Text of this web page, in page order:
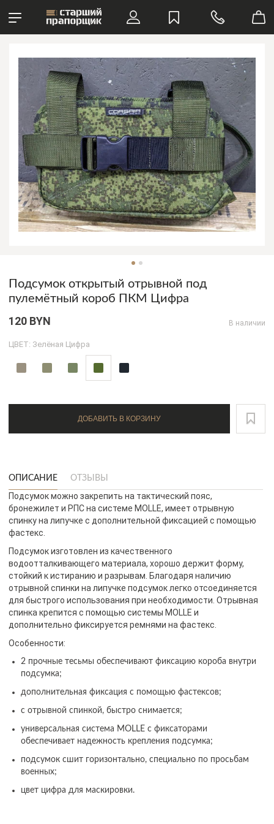
Подсумок открытый отрывной под
пулемётный короб ПКМ Цифра
120 BYN В наличии
ЦВЕТ: Зелёная Цифра
ДОБАВИТЬ В КОРЗИНУ
ОПИСАНИЕ ОТЗЫВЫ
Подсумок можно закрепить на тактический пояс,
бронежилет и РПС на системе MOLLE, имеет отрывную
спинку на липучке с дополнительной фиксацией с помощью
фастекс.
Подсумок изготовлен из качественного
водоотталкивающего материала, хорошо держит форму,
стойкий к истиранию и разрывам. Благодаря наличию
отрывной спинки на липучке подсумок легко отсоединяется
для быстрого использования при необходимости. Отрывная
спинка крепится с помощью системы MOLLE и
дополнительно фиксируется ремнями на фастекс.
Особенности:
2 прочные тесьмы обеспечивают фиксацию короба внутри
подсумка;
дополнительная фиксация с помощью фастексов;
с отрывной спинкой, быстро снимается;
универсальная система MOLLE с фиксаторами
обеспечивает надежность крепления подсумка;
подсумок сшит горизонтально, специально по просьбам
военных;
цвет цифра для маскировки.